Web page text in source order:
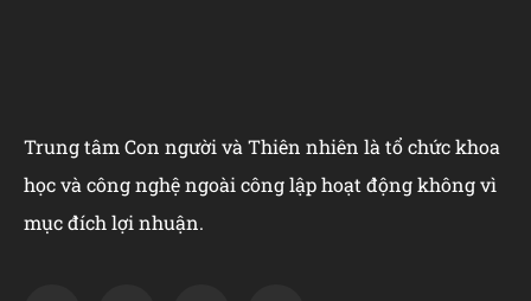
Trung tâm Con người và Thiên nhiên là tổ chức khoa
học và công nghệ ngoài công lập hoạt động không vì
mục đích lợi nhuận.